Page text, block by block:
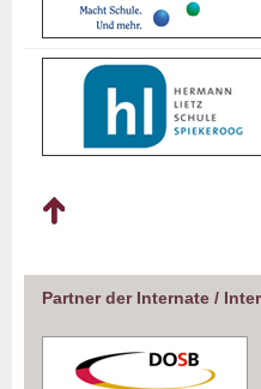
Partner der Internate /